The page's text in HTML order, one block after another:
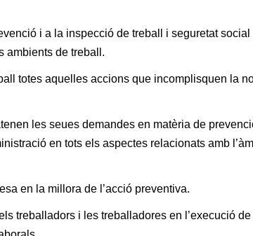
i a la inspecció de treball i seguretat social
ambients de treball.
totes aquelles accions que incomplisquen la
les seues demandes en matèria de
en tots els aspectes relacionats amb
en la millora de l’acció preventiva.
treballadors i les treballadores en l’execució de